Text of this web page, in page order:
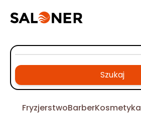
Szukaj
FryzjerstwoBarberKosmetyka